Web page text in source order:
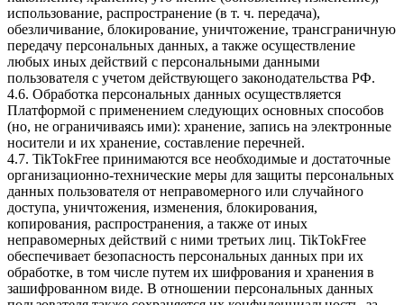
использование, распространение (в т. ч. передача),
обезличивание, блокирование, уничтожение, трансграничную
передачу персональных данных, а также осуществление
любых иных действий с персональными данными
пользователя с учетом действующего законодательства РФ.
4.6. Обработка персональных данных осуществляется
Платформой с применением следующих основных способов
(но, не ограничиваясь ими): хранение, запись на электронные
носители и их хранение, составление перечней.
4.7. TikTokFree принимаются все необходимые и достаточные
организационно-технические меры для защиты персональных
данных пользователя от неправомерного или случайного
доступа, уничтожения, изменения, блокирования,
копирования, распространения, а также от иных
неправомерных действий с ними третьих лиц. TikTokFree
обеспечивает безопасность персональных данных при их
обработке, в том числе путем их шифрования и хранения в
зашифрованном виде. В отношении персональных данных